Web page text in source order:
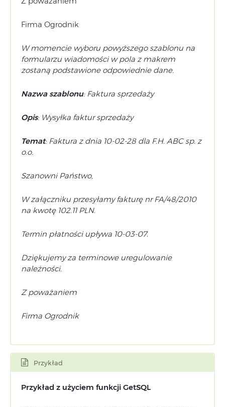
Firma Ogrodnik
W momencie wyboru powyższego szablonu na
formularzu wiadomości w pola z makrem
zostaną podstawione odpowiednie dane.
Nazwa szablonu: Faktura sprzedaży
Opis: Wysyłka faktur sprzedaży
Temat: Faktura z dnia 10-02-28 dla F.H. ABC sp. z
o.o.
Szanowni Państwo,
W załączniku przesyłamy fakturę nr FA/48/2010
na kwotę 102.11 PLN.
Termin płatności upływa 10-03-07.
Dziękujemy za terminowe uregulowanie
należności.
Z poważaniem
Firma Ogrodnik
Przykład
Przykład z użyciem funkcji GetSQL